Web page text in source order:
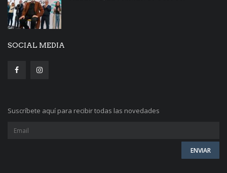
SOCIAL MEDIA
Suscríbete aquí para recibir todas las novedades